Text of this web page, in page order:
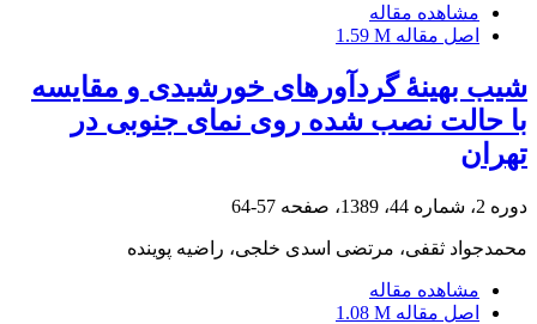
مشاهده مقاله
اصل مقاله 1.59 M
شیب بهینۀ گردآورهای خورشیدی و مقایسه
با حالت نصب شده روی نمای جنوبی در
تهران
دوره 2، شماره 44، 1389، صفحه 57-64
محمدجواد ثقفی، مرتضی اسدی خلجی، راضیه پوینده
مشاهده مقاله
اصل مقاله 1.08 M